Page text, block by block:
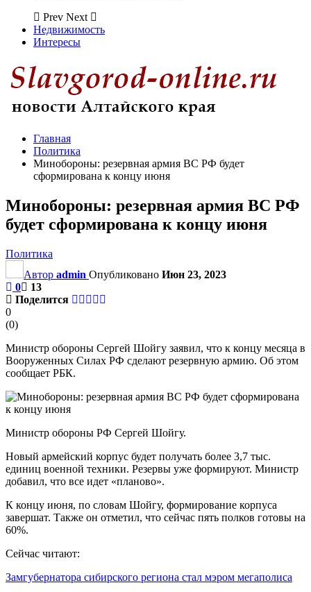
Prev Next
Недвижимость
Интересы
Главная
Политика
Минобороны: резервная армия ВС РФ будет
сформирована к концу июня
Минобороны: резервная армия ВС РФ
будет сформирована к концу июня
Политика
Автор admin Опубликовано Июн 23, 2023
0
13
Поделится
0
(0)
Министр обороны Сергей Шойгу заявил, что к концу месяца в
Вооруженных Силах РФ сделают резервную армию. Об этом
сообщает РБК.
Министр обороны РФ Сергей Шойгу.
Новый армейский корпус будет получать более 3,7 тыс.
единиц военной техники. Резервы уже формируют. Министр
добавил, что все идет «планово».
К концу июня, по словам Шойгу, формирование корпуса
завершат. Также он отметил, что сейчас пять полков готовы на
60%.
Сейчас читают:
Замгубернатора сибирского региона стал мэром мегаполиса